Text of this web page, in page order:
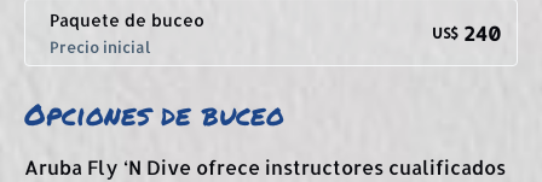
Paquete de buceo
Precio inicial
US$ 240
Opciones de buceo
Aruba Fly ‘N Dive ofrece instructores cualificados